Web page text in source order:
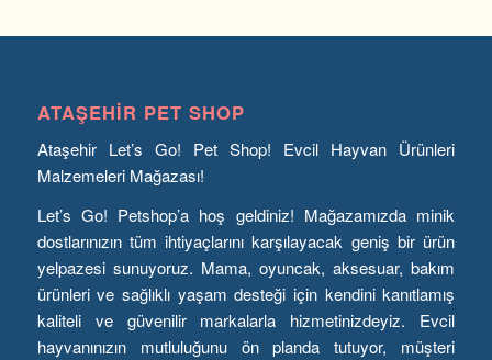
ATAŞEHIR PET SHOP
Ataşehir Let’s Go! Pet Shop! Evcil Hayvan Ürünleri
Malzemeleri Mağazası!
Let’s Go! Petshop’a hoş geldiniz! Mağazamızda minik
dostlarınızın tüm ihtiyaçlarını karşılayacak geniş bir ürün
yelpazesi sunuyoruz. Mama, oyuncak, aksesuar, bakım
ürünleri ve sağlıklı yaşam desteği için kendini kanıtlamış
kaliteli ve güvenilir markalarla hizmetinizdeyiz. Evcil
hayvanınızın mutluluğunu ön planda tutuyor, müşteri